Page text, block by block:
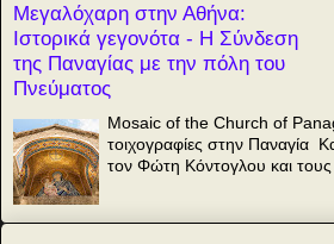
Μεγαλόχαρη στην Αθήνα:
Ιστορικά γεγονότα - Η Σύνδεση
της Παναγίας με την πόλη του
Πνεύματος
Mosaic of the Church of
τοιχογραφίες στην Παναγία
τον Φώτη Κόντογλου και τους